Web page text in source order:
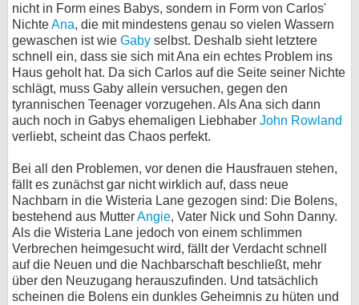
nicht in Form eines Babys, sondern in Form von Carlos'
NichteAna, die mit mindestens genau so vielen Wassern
gewaschen ist wie Gaby selbst. Deshalb sieht letztere
schnell ein, dass sie sich mit Ana ein echtes Problem ins
Haus geholt hat. Da sich Carlos auf die Seite seiner Nichte
schlägt, muss Gaby allein versuchen, gegen den
tyrannischen Teenager vorzugehen. Als Ana sich dann
auch noch in Gabys ehemaligen Liebhaber John Rowland
verliebt, scheint das Chaos perfekt.
Bei all den Problemen, vor denen die Hausfrauen stehen,
fällt es zunächst gar nicht wirklich auf, dass neue
Nachbarn in die Wisteria Lane gezogen sind: Die Bolens,
bestehend aus MutterAngie, Vater Nick und Sohn Danny.
Als die Wisteria Lane jedoch von einem schlimmen
Verbrechen heimgesucht wird, fällt der Verdacht schnell
auf die Neuen und die Nachbarschaft beschließt, mehr
über den Neuzugang herauszufinden. Und tatsächlich
scheinen die Bolens ein dunkles Geheimnis zu hüten und